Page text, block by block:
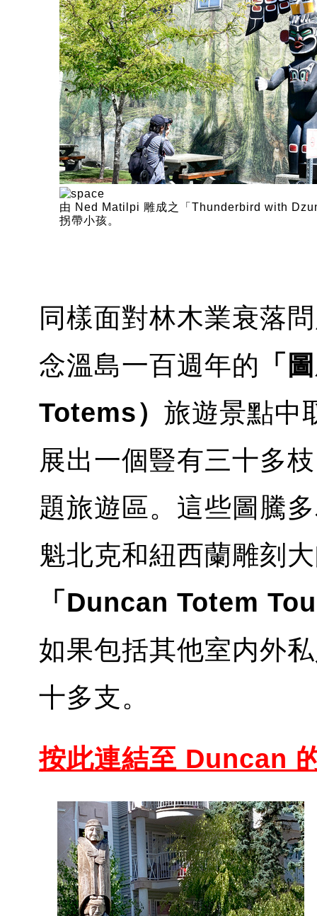
由 Ned Matilpi 雕成之「Thunderbird with
拐帶小孩。
同樣面對林木業衰落
念溫島一百週年的 「
Totems） 旅遊景點中
展出一個豎有三十多
題旅遊區。這些圖騰
魁北克和紐西蘭雕刻
「Duncan Totem
如果包括其他室内外
十多支。
按此連結至 Duncan